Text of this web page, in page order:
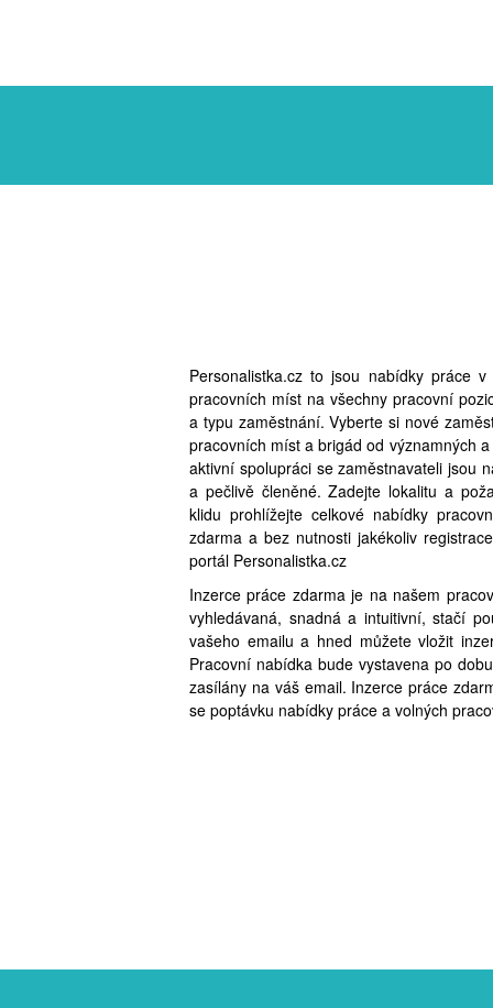
Personalistka.cz to jsou nabídky práce
pracovních míst na všechny pracovní
a typu zaměstnání. Vyberte si nové
pracovních míst a brigád od významných
aktivní spolupráci se zaměstnavateli jsou
a pečlivě členěné. Zadejte lokalitu a
klidu prohlížejte celkové nabídky
zdarma a bez nutnosti jakékoliv
portál Personalistka.cz
Inzerce práce zdarma je na našem
vyhledávaná, snadná a intuitivní, stačí
vašeho emailu a hned můžete vložit
Pracovní nabídka bude vystavena po
zasílány na váš email. Inzerce práce
se poptávku nabídky práce a volných